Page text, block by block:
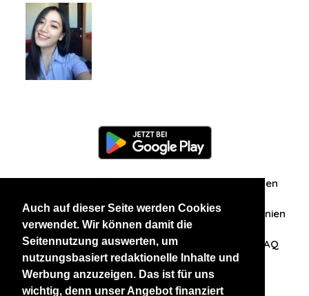
Auch auf dieser Seite werden Cookies
verwendet. Wir können damit die
Seitennutzung auswerten, um
nutzungsbasiert redaktionelle Inhalte und
Werbung anzuzeigen. Das ist für uns
wichtig, denn unser Angebot finanziert
Zuschriften/Erfahrungen
Datenschutzerklärung AGB Datenschutzrichtlinien
Nehmen Sie Kontakt mit uns auf FAQ
Unsere anderen Websites